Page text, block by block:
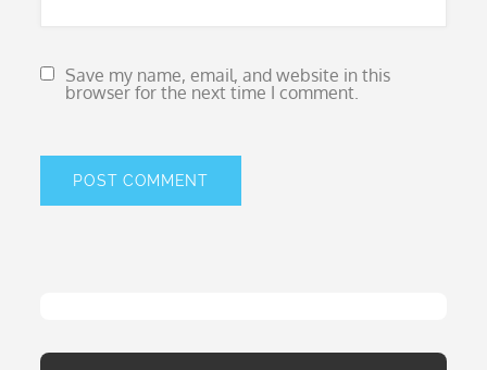
Save my name, email, and website in this
browser for the next time I comment.